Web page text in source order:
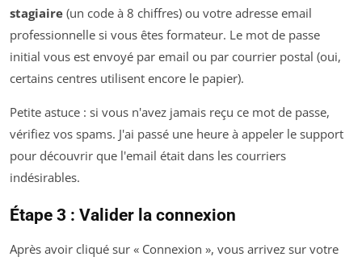
stagiaire (un code à 8 chiffres) ou votre adresse email
professionnelle si vous êtes formateur. Le mot de passe
initial vous est envoyé par email ou par courrier postal (oui,
certains centres utilisent encore le papier).
Petite astuce : si vous n'avez jamais reçu ce mot de passe,
vérifiez vos spams. J'ai passé une heure à appeler le support
pour découvrir que l'email était dans les courriers
indésirables.
Étape 3 : Valider la connexion
Après avoir cliqué sur « Connexion », vous arrivez sur votre